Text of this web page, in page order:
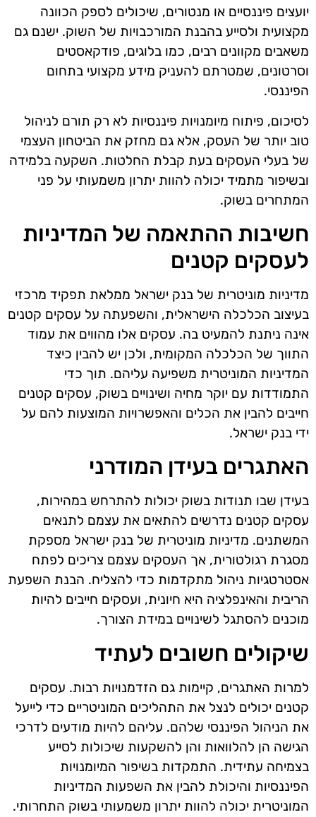
יועצים פיננסיים או מנטורים, שיכולים לספק הכוונה
מקצועית ולסייע בהבנת המורכבויות של השוק. ישנם גם
משאבים מקוונים רבים, כמו בלוגים, פודקאסטים
וסרטונים, שמטרתם להעניק מידע מקצועי בתחום
הפיננסי.
לסיכום, פיתוח מיומנויות פיננסיות לא רק תורם לניהול
טוב יותר של העסק, אלא גם מחזק את הביטחון העצמי
של בעלי העסקים בעת קבלת החלטות. השקעה בלמידה
ובשיפור מתמיד יכולה להוות יתרון משמעותי על פני
המתחרים בשוק.
חשיבות ההתאמה של המדיניות
לעסקים קטנים
מדיניות מוניטרית של בנק ישראל ממלאת תפקיד מרכזי
בעיצוב הכלכלה הישראלית, והשפעתה על עסקים קטנים
אינה ניתנת להמעיט בה. עסקים אלו מהווים את עמוד
התווך של הכלכלה המקומית, ולכן יש להבין כיצד
המדיניות המוניטרית משפיעה עליהם. תוך כדי
התמודדות עם יוקר מחיה ושינויים בשוק, עסקים קטנים
חייבים להבין את הכלים והאפשרויות המוצעות להם על
ידי בנק ישראל.
האתגרים בעידן המודרני
בעידן שבו תנודות בשוק יכולות להתרחש במהירות,
עסקים קטנים נדרשים להתאים את עצמם לתנאים
המשתנים. מדיניות מוניטרית של בנק ישראל מספקת
מסגרת רגולטורית, אך העסקים עצמם צריכים לפתח
אסטרטגיות ניהול מתקדמות כדי להצליח. הבנת השפעת
הריבית והאינפלציה היא חיונית, ועסקים חייבים להיות
מוכנים להסתגל לשינויים במידת הצורך.
שיקולים חשובים לעתיד
למרות האתגרים, קיימות גם הזדמנויות רבות. עסקים
קטנים יכולים לנצל את התהליכים המוניטריים כדי לייעל
את הניהול הפיננסי שלהם. עליהם להיות מודעים לדרכי
הגישה הן להלוואות והן להשקעות שיכולות לסייע
בצמיחה עתידית. התמקדות בשיפור המיומנויות
הפיננסיות והיכולת להבין את השפעות המדיניות
המוניטרית יכולה להוות יתרון משמעותי בשוק התחרותי.